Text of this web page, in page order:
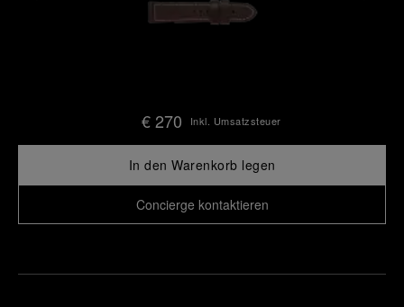
€ 270 Inkl. Umsatzsteuer
In den Warenkorb legen
Concierge kontaktieren